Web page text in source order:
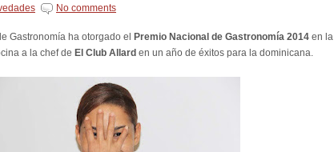
No comments
Gastronomía ha otorgado el Premio Nacional de Gastronomía 2014 en la
a la chef de El Club Allard en un año de éxitos para la dominicana.